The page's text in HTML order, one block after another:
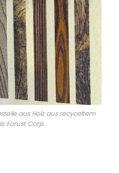
aus Holz aus recyceltem
Forust Corp.